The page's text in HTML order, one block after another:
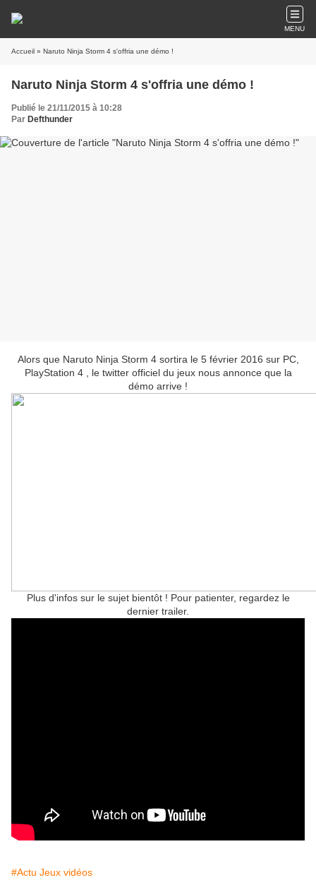
MENU
Accueil » Naruto Ninja Storm 4 s'offria une démo !
Naruto Ninja Storm 4 s'offria une démo !
Publié le 21/11/2015 à 10:28
Par Defthunder
Alors que Naruto Ninja Storm 4 sortira le 5 février 2016 sur PC,
PlayStation 4 , le twitter officiel du jeux nous annonce que la
démo arrive !
Plus d'infos sur le sujet bientôt ! Pour patienter, regardez le
dernier trailer.
#Actu Jeux vidéos